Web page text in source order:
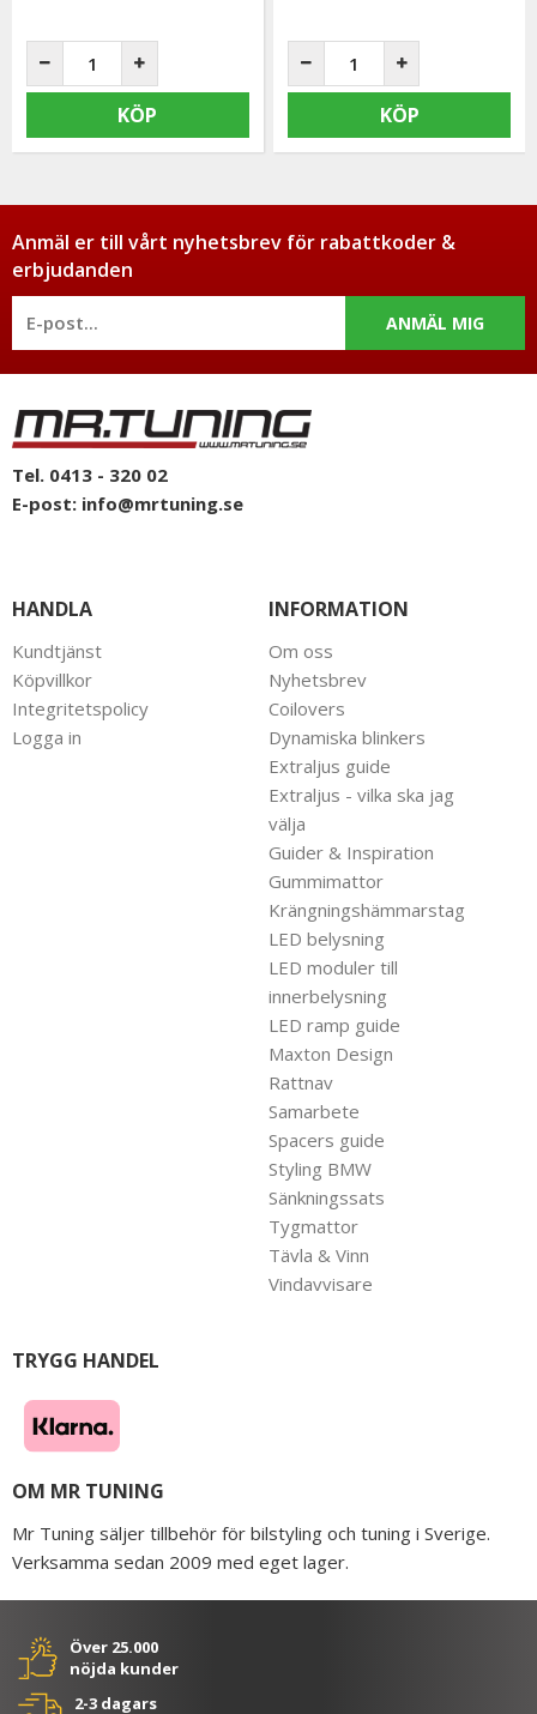
KÖP KÖP
Anmäl er till vårt nyhetsbrev för rabattkoder &
erbjudanden
ANMÄL MIG
Tel. 0413 - 320 02
E-post: info@mrtuning.se
HANDLA
Kundtjänst
Köpvillkor
Integritetspolicy
Logga in
INFORMATION
Om oss
Nyhetsbrev
Coilovers
Dynamiska blinkers
Extraljus guide
Extraljus - vilka ska jag
välja
Guider & Inspiration
Gummimattor
Krängningshämmarstag
LED belysning
LED moduler till
innerbelysning
LED ramp guide
Maxton Design
Rattnav
Samarbete
Spacers guide
Styling BMW
Sänkningssats
Tygmattor
Tävla & Vinn
Vindavvisare
TRYGG HANDEL
OM MR TUNING
Mr Tuning säljer tillbehör för bilstyling och tuning i Sverige.
Verksamma sedan 2009 med eget lager.
Över 25.000
nöjda kunder
2-3 dagars